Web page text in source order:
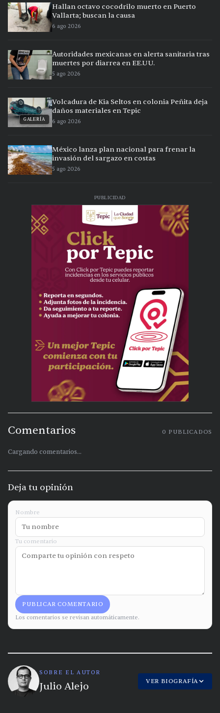
Hallan octavo cocodrilo muerto en Puerto
Vallarta; buscan la causa
6 ago 2026
Autoridades mexicanas en alerta sanitaria tras
muertes por diarrea en EE.UU.
5 ago 2026
GALERÍA
Volcadura de Kia Seltos en colonia Peñita deja
daños materiales en Tepic
6 ago 2026
México lanza plan nacional para frenar la
invasión del sargazo en costas
5 ago 2026
PUBLICIDAD
Comentarios 0 PUBLICADOS
Cargando comentarios...
Deja tu opinión
Nombre
Tu comentario
PUBLICAR COMENTARIO
Los comentarios se revisan automáticamente.
SOBRE EL AUTOR
Julio Alejo VER BIOGRAFÍA